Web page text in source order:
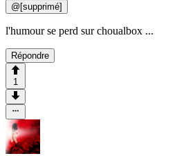
@ [supprimé]
l'humour se perd sur choualbox ...
Répondre
1